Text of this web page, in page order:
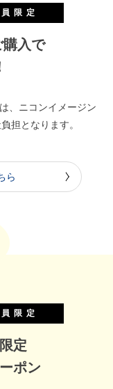
限定
購入で
、ニコンイメージン
担となります。
ら
限定
定
ポン